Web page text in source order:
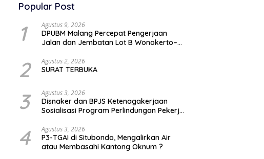
Popular Post
1 Agustus 9, 2026
DPUBM Malang Percepat Pengerjaan
Jalan dan Jembatan Lot B Wonokerto–
2 Agustus 2, 2026
SURAT TERBUKA
3 Agustus 3, 2026
Disnaker dan BPJS Ketenagakerjaan
Sosialisasi Program Perlindungan Pekerja
4 Agustus 3, 2026
P3-TGAI di Situbondo, Mengalirkan Air
atau Membasahi Kantong Oknum ?